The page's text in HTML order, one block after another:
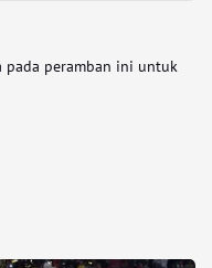
pada peramban ini untuk